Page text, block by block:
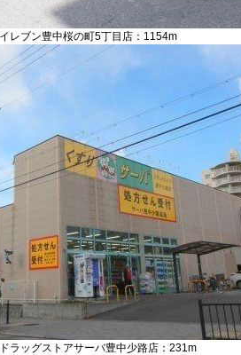
レブン豊中桜の町5丁目店：1154m
ラッグストアサーバ豊中少路店：231m